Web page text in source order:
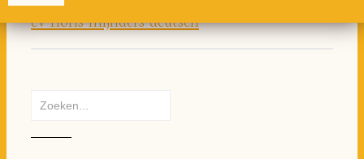
cv-floris-mijnders-deutsch
Zoeken